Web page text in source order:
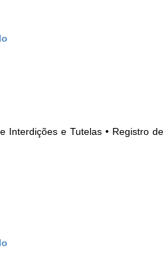
Interdições e Tutelas • Registro